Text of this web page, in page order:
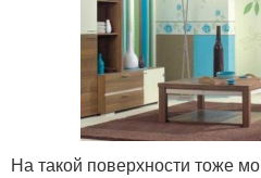
На такой поверхности тоже